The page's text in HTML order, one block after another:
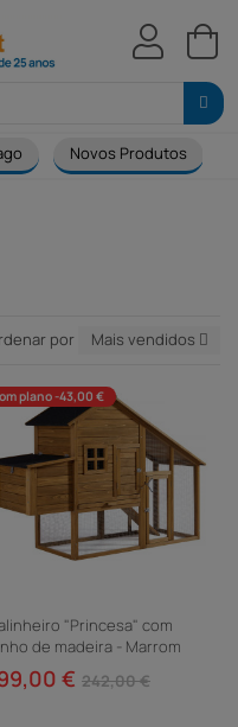
Novos Produtos
por Mais vendidos
plano -43,00 €
"Princesa" com
de madeira - Marrom
€ 242,00 €